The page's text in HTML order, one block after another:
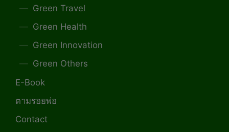
Green Travel
Green Health
Green Innovation
Green Others
E-Book
ตามรอยพ่อ
Contact